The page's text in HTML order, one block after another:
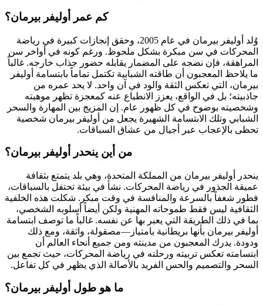
كم عمر أوليفر بيرمان؟
وُلد أوليفر بيرمان في عام 2005، وحقق إنجازات كبيرة في رياضة
المحركات في سن مبكرة بشكل ملحوظ. ورغم كونه في أواخر سن
المراهقة، فإن نضجه على المضمار يقابله حضور جذاب خارجه. غالباً
ما يلاحظ المعجبون أن طاقته الشبابية تكتمل تماماً بابتسامة أوليفر
بيرمان، التي تعكس الثقة والود في آن واحد. لا يحد عمره من
جاذبيته؛ بل في الواقع، يعزز الانطباع عنه كمعجزة تظهر موهبته
وشخصيته بوضوح في كل ظهور عام. إن المزيج بين المهارة والسحر
الشبابي وتلك الابتسامة الشهيرة يجعل من أوليفر بيرمان شخصية
تحظى بالإعجاب عبر أجيال من عشاق السباقات.
من أين ينحدر أوليفر بيرمان؟
ينحدر أوليفر بيرمان من المملكة المتحدة، وهي بلد يتمتع بثقافة
عميقة الجذور في رياضة المحركات. نشأ في بيئة تحتفل بالسباقات،
فطور شغفاً بالسرعة والمنافسة في وقت مبكر. شكلت هذه الخلفية
الثقافية ليس فقط طموحاته المهنية ولكن أيضاً أسلوبه الشخصي،
بما في ذلك الطريقة التي يعبر بها عن نفسه. غالباً ما توصف ابتسامة
أوليفر بيرمان بأنها بريطانية بامتياز—مصقولة، واثقة، ومع ذلك
ودودة. يدرك المعجبون من مدينته ومن جميع أنحاء العالم أن
ابتسامته تعكس تربيته ورحلته في رياضة المحركات، حيث تجمع بين
السحر والتصميم والحس الفريد بالأصالة الذي يظهر في كل تفاعل.
ما هو طول أوليفر بيرمان؟